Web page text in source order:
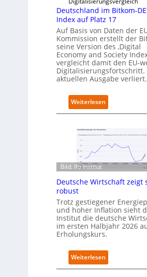
i
e
r
t
g
i
t
s
e
r
ö
f
f
e
t
n
u
e
C
a
m
s
Deutschland im Bitkom-
Index auf Platz 17
Auf Basis von Daten der
Kommission erstellt der
seine Version des ‚Digital
Economy and Society
vergleicht damit den EU-
Digitalisierungsfortschritt.
aktuellen Ausgabe
Weiterlesen:
D
u
t
s
h
l
a
d
i
m
B
i
k
o
Bild: Ifo Institut
Deutsche Wirtschaft zeigt
robust
Trotz gestiegener
und hoher Inflation sieht
Institut die deutsche
im ersten Halbjahr 2026
Erholungskurs.
Weiterlesen:
D